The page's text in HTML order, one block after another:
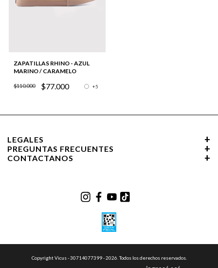
ZAPATILLAS RHINO - AZUL
MARINO / CARAMELO
$110.000 $77.000 +5
LEGALES
PREGUNTAS FRECUENTES
CONTACTANOS
Copyright Vicus - 30714077399 - 2026. Todos los derechos reservados.